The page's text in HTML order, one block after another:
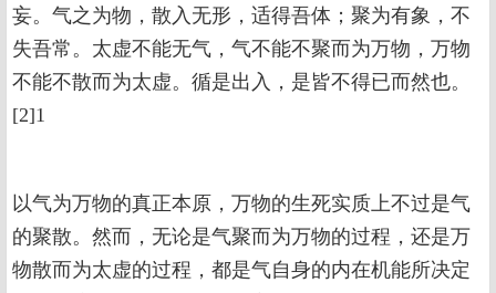
妄。气之为物，散入无形，适得吾体；聚为有象，不
失吾常。太虚不能无气，气不能不聚而为万物，万物
不能不散而为太虚。循是出入，是皆不得已而然也。
[2]1
以气为万物的真正本原，万物的生死实质上不过是气
的聚散。然而，无论是气聚而为万物的过程，还是万
物散而为太虚的过程，都是气自身的内在机能所决定